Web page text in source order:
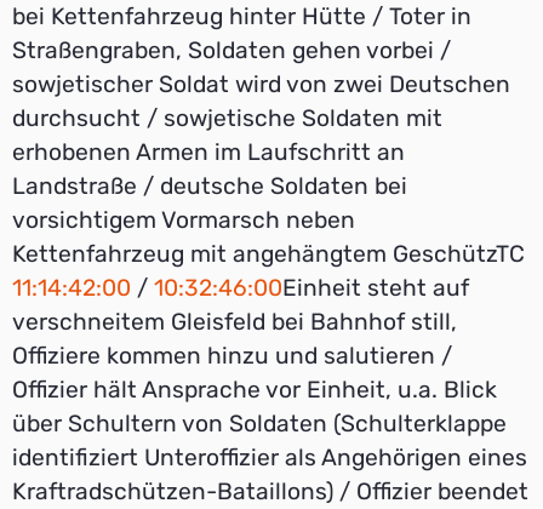
bei Kettenfahrzeug hinter Hütte / Toter in
Straßengraben, Soldaten gehen vorbei /
sowjetischer Soldat wird von zwei Deutschen
durchsucht / sowjetische Soldaten mit
erhobenen Armen im Laufschritt an
Landstraße / deutsche Soldaten bei
vorsichtigem Vormarsch neben
Kettenfahrzeug mit angehängtem GeschützTC
11:14:42:00 / 10:32:46:00Einheit steht auf
verschneitem Gleisfeld bei Bahnhof still,
Offiziere kommen hinzu und salutieren /
Offizier hält Ansprache vor Einheit, u.a. Blick
über Schultern von Soldaten (Schulterklappe
identifiziert Unteroffizier als Angehörigen eines
Kraftradschützen-Bataillons) / Offizier beendet